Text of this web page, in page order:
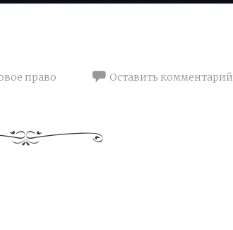
право Оставить комментарий